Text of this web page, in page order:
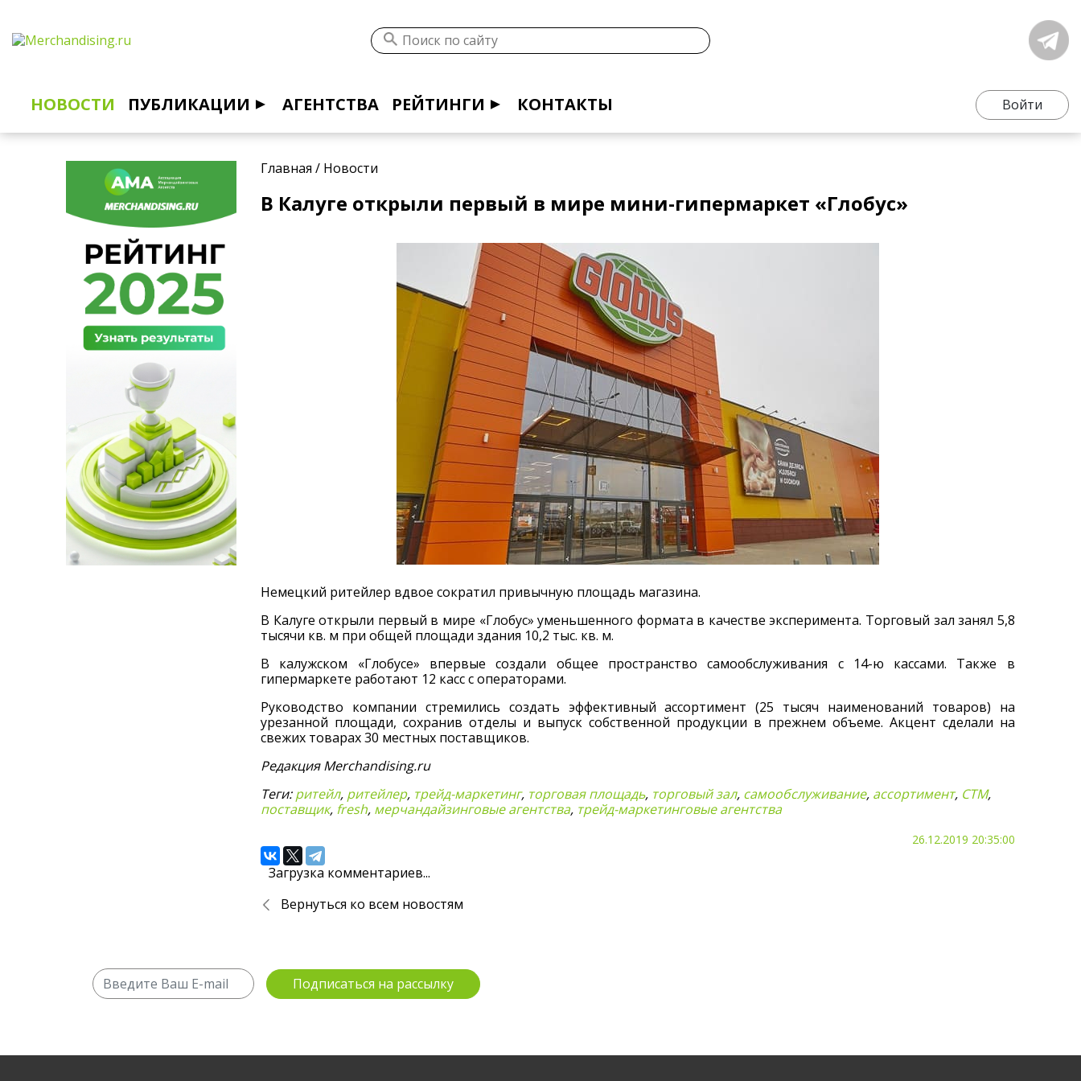
НОВОСТИ ПУБЛИКАЦИИ АГЕНТСТВА РЕЙТИНГИ КОНТАКТЫ Войти
Главная / Новости
В Калуге открыли первый в мире мини-гипермаркет «Глобус»
Немецкий ритейлер вдвое сократил привычную площадь магазина.
В Калуге открыли первый в мире «Глобус» уменьшенного формата в качестве эксперимента. Торговый зал занял 5,8
тысячи кв. м при общей площади здания 10,2 тыс. кв. м.
В калужском «Глобусе» впервые создали общее пространство самообслуживания с 14-ю кассами. Также в
гипермаркете работают 12 касс с операторами.
Руководство компании стремились создать эффективный ассортимент (25 тысяч наименований товаров) на
урезанной площади, сохранив отделы и выпуск собственной продукции в прежнем объеме. Акцент сделали на
свежих товарах 30 местных поставщиков.
Редакция Merchandising.ru
Теги:ритейл, ритейлер, трейд-маркетинг, торговая площадь, торговый зал, самообслуживание, ассортимент, СТМ,
поставщик, fresh, мерчандайзинговые агентства, трейд-маркетинговые агентства
26.12.2019 20:35:00
Загрузка комментариев...
Вернуться ко всем новостям